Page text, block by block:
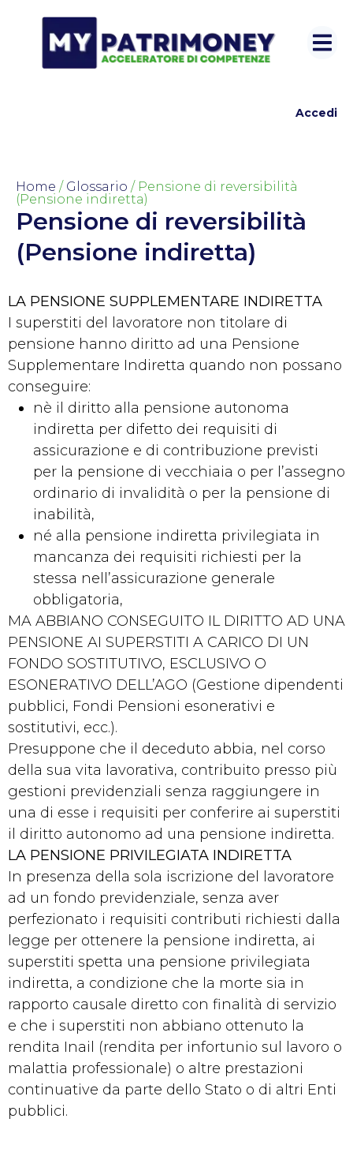
Accedi
Home / Glossario / Pensione di reversibilità
(Pensione indiretta)
Pensione di reversibilità
(Pensione indiretta)
LA PENSIONE SUPPLEMENTARE INDIRETTA
I superstiti del lavoratore non titolare di
pensione hanno diritto ad una Pensione
Supplementare Indiretta quando non possano
conseguire:
nè il diritto alla pensione autonoma
indiretta per difetto dei requisiti di
assicurazione e di contribuzione previsti
per la pensione di vecchiaia o per l’assegno
ordinario di invalidità o per la pensione di
inabilità,
né alla pensione indiretta privilegiata in
mancanza dei requisiti richiesti per la
stessa nell’assicurazione generale
obbligatoria,
MA ABBIANO CONSEGUITO IL DIRITTO AD UNA
PENSIONE AI SUPERSTITI A CARICO DI UN
FONDO SOSTITUTIVO, ESCLUSIVO O
ESONERATIVO DELL’AGO (Gestione dipendenti
pubblici, Fondi Pensioni esonerativi e
sostitutivi, ecc.).
Presuppone che il deceduto abbia, nel corso
della sua vita lavorativa, contribuito presso più
gestioni previdenziali senza raggiungere in
una di esse i requisiti per conferire ai superstiti
il diritto autonomo ad una pensione indiretta.
LA PENSIONE PRIVILEGIATA INDIRETTA
In presenza della sola iscrizione del lavoratore
ad un fondo previdenziale, senza aver
perfezionato i requisiti contributi richiesti dalla
legge per ottenere la pensione indiretta, ai
superstiti spetta una pensione privilegiata
indiretta, a condizione che la morte sia in
rapporto causale diretto con finalità di servizio
e che i superstiti non abbiano ottenuto la
rendita Inail (rendita per infortunio sul lavoro o
malattia professionale) o altre prestazioni
continuative da parte dello Stato o di altri Enti
pubblici.